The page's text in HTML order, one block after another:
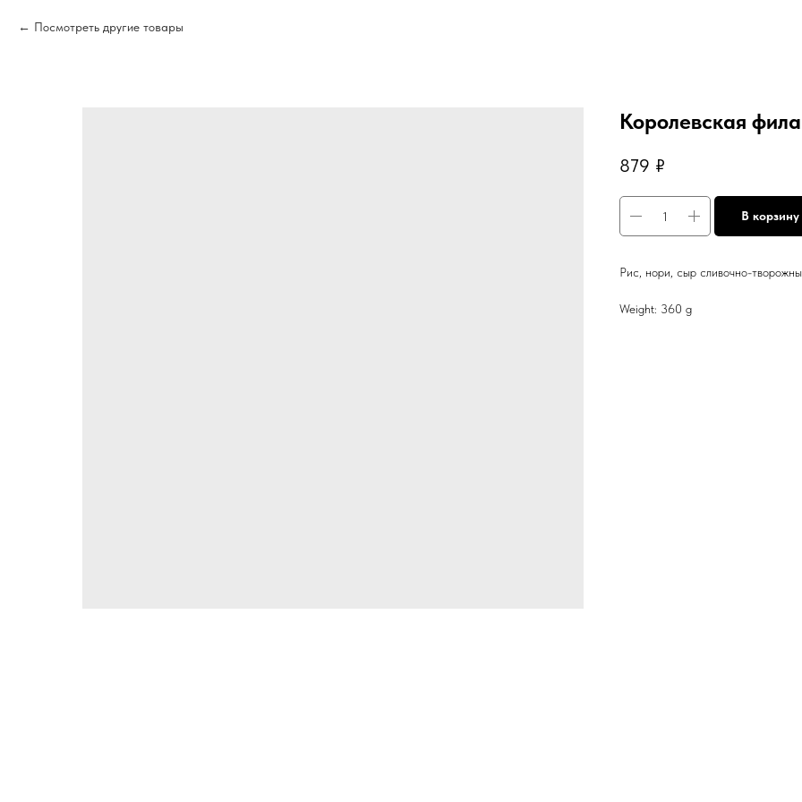
Посмотреть другие товары
Королевская фила
879 ₽
В корзину
Рис, нори, сыр сливочно-
Weight: 360 g